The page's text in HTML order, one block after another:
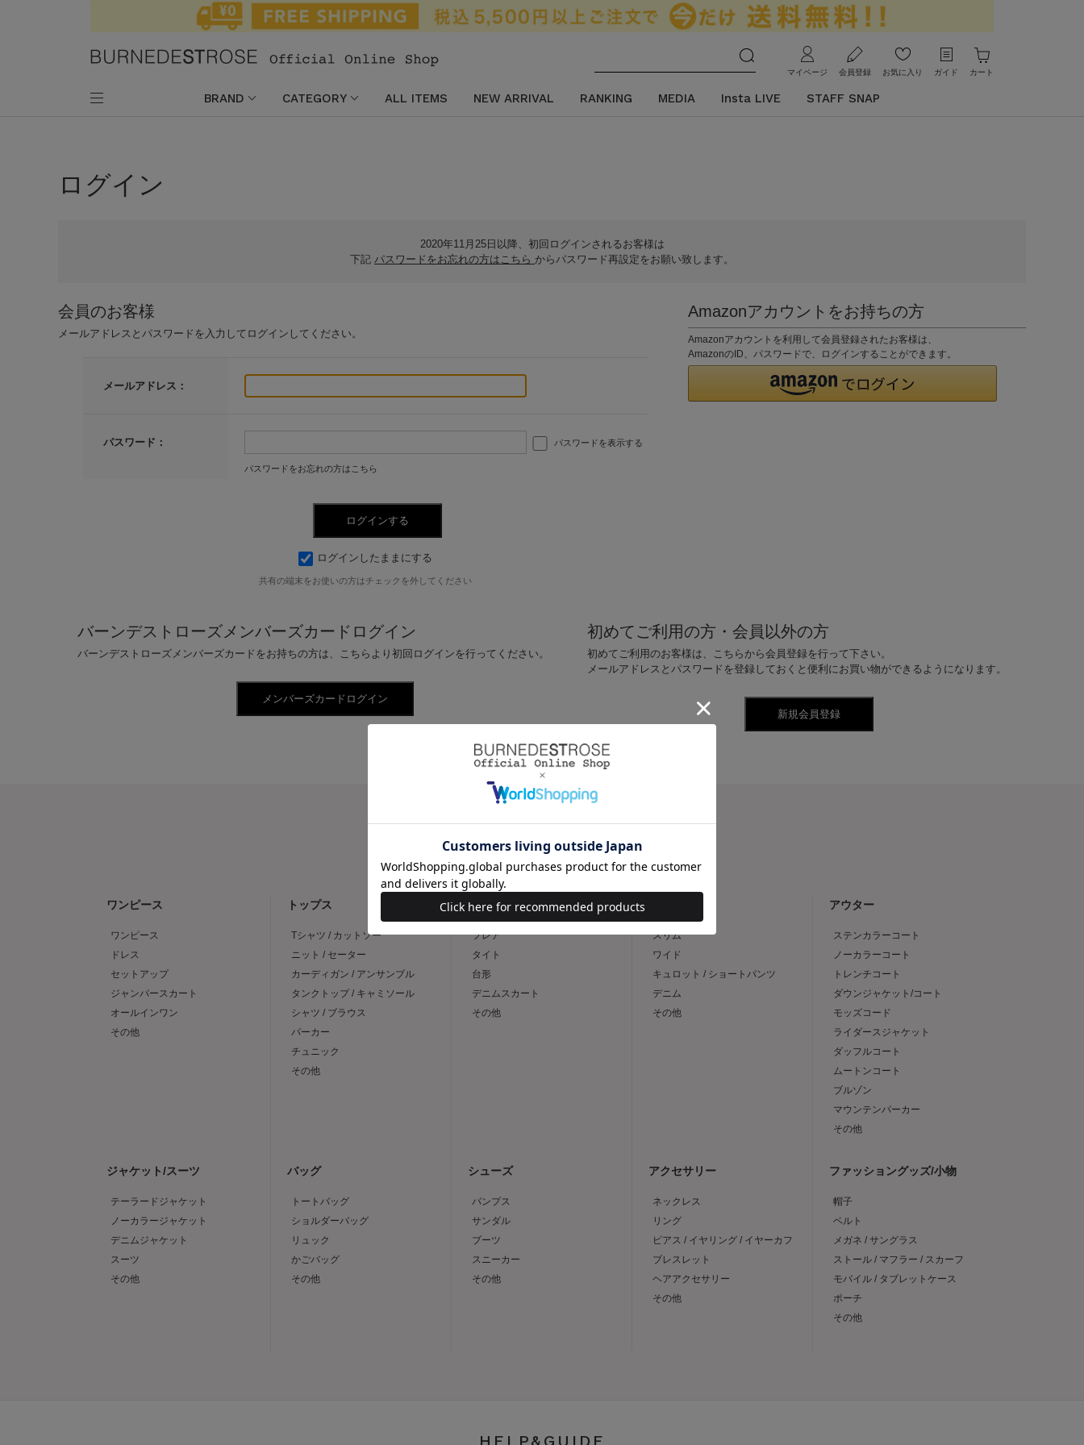
マイページ 会員登録 お気に入り ガイド カート
BRAND CATEGORY ALL ITEMS NEW ARRIVAL RANKING MEDIA Insta LIVE STAFF SNAP
ログイン
2020年11月25日以降、初回ログインされるお客様は
下記 パスワードをお忘れの方はこちら からパスワード再設定をお願い致します。
会員のお客様
メールアドレスとパスワードを入力してログインしてください。
メールアドレス：
パスワード： パスワードを表示する
パスワードをお忘れの方はこちら
ログインしたままにする
共有の端末をお使いの方はチェックを外してください
Amazonアカウントをお持ちの方
Amazonアカウントを利用して会員登録されたお客様は、
AmazonのID、パスワードで、ログインすることができます。
バーンデストローズメンバーズカードログイン
バーンデストローズメンバーズカードをお持ちの方は、こちらより初回ログインを行ってください。
初めてご利用の方・会員以外の方
初めてご利用のお客様は、こちらから会員登録を行って下さい。
メールアドレスとパスワードを登録しておくと便利にお買い物ができるようになります。
CATEGORY
ワンピース
ワンピース
ドレス
セットアップ
ジャンパースカート
オールインワン
その他
トップス
Tシャツ / カットソー
ニット / セーター
カーディガン / アンサンブル
タンクトップ / キャミソール
シャツ / ブラウス
パーカー
チュニック
その他
スカート
フレア
タイト
台形
デニムスカート
その他
スリム
ワイド
キュロット / ショートパンツ
デニム
その他
アウター
ステンカラーコート
ノーカラーコート
トレンチコート
ダウンジャケット/コート
モッズコード
ライダースジャケット
ダッフルコート
ムートンコート
ブルゾン
マウンテンパーカー
その他
ジャケット/スーツ
テーラードジャケット
ノーカラージャケット
デニムジャケット
スーツ
その他
バッグ
トートバッグ
ショルダーバッグ
リュック
かごバッグ
その他
シューズ
パンプス
サンダル
ブーツ
スニーカー
その他
アクセサリー
ネックレス
リング
ピアス / イヤリング / イヤーカフ
ブレスレット
ヘアアクセサリー
その他
ファッショングッズ/小物
帽子
ベルト
メガネ / サングラス
ストール / マフラー / スカーフ
モバイル / タブレットケース
ポーチ
その他
HELP&GUIDE